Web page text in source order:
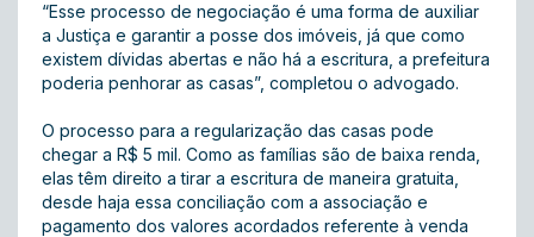
“Esse processo de negociação é uma forma de auxiliar
a Justiça e garantir a posse dos imóveis, já que como
existem dívidas abertas e não há a escritura, a prefeitura
poderia penhorar as casas”, completou o advogado.
O processo para a regularização das casas pode
chegar a R$ 5 mil. Como as famílias são de baixa renda,
elas têm direito a tirar a escritura de maneira gratuita,
desde haja essa conciliação com a associação e
pagamento dos valores acordados referente à venda